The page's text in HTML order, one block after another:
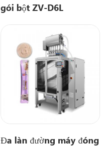
gói bột ZV-D6L
Đa làn đường máy đóng